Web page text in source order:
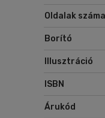
Oldalak
Borító
Illusztráció
ISBN
Árukód